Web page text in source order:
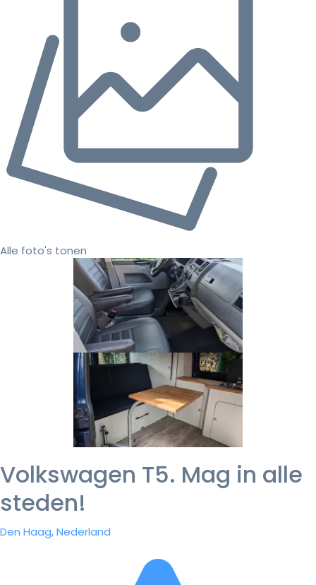
Alle foto's tonen
Volkswagen T5. Mag in alle
steden!
Den Haag, Nederland